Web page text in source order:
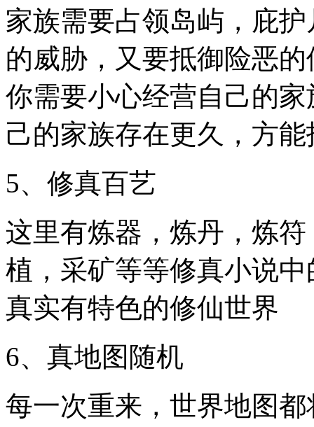
家族需要占领岛屿，庇
的威胁，又要抵御险恶
你需要小心经营自己的
己的家族存在更久，方
5、修真百艺
这里有炼器，炼丹，炼
植，采矿等等修真小说
真实有特色的修仙世界
6、真地图随机
每一次重来，世界地图